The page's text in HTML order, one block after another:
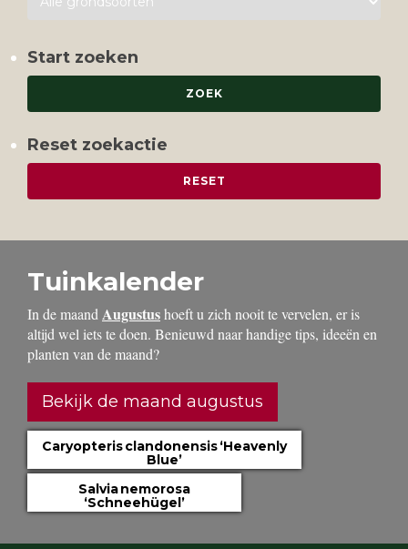
Start zoeken
Reset zoekactie
Tuinkalender
In de maand Augustushoeft u zich nooit te vervelen, er is
altijd wel iets te doen. Benieuwd naar handige tips, ideeën en
planten van de maand?
Bekijk de maand augustus
Caryopteris clandonensis ‘Heavenly
Blue’
Salvia nemorosa
‘Schneehügel’